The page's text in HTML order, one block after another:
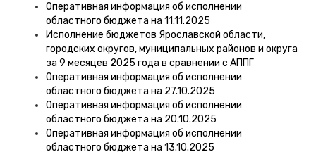
Оперативная информация об исполнении
областного бюджета на 11.11.2025
Исполнение бюджетов Ярославской области,
городских округов, муниципальных районов и округа
за 9 месяцев 2025 года в сравнении с АППГ
Оперативная информация об исполнении
областного бюджета на 27.10.2025
Оперативная информация об исполнении
областного бюджета на 20.10.2025
Оперативная информация об исполнении
областного бюджета на 13.10.2025